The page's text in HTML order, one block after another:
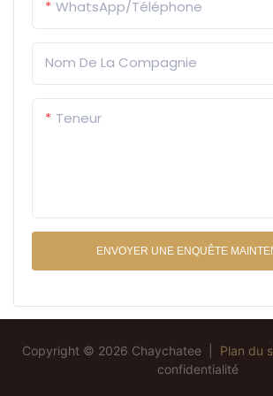
WhatsApp/Téléphone
Nom De La Compagnie
Teneur
ENVOYER UNE ENQUÊTE
quantité minimale de
distributeurs et les
marque blanche.
formes
Copyright © 2026 Chaychatee | Plan du
confidentialité